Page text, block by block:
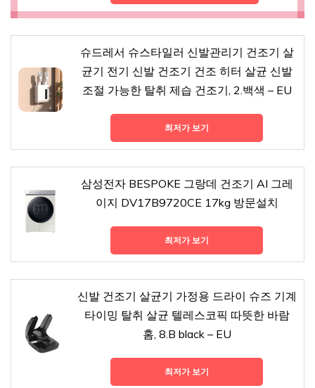
슈드레서 슈스타일러 신발관리기 건조기 살
균기 전기 신발 건조기 건조 히터 살균 신발
조절 가능한 탈취 제습 건조기, 2.백색 – EU
최저가 보기
삼성전자 BESPOKE 그랑데 건조기 AI 그레
이지 DV17B9720CE 17kg 방문설치
최저가 보기
신발 건조기 살균기 가정용 드라이 슈즈 기계
타이밍 탈취 살균 텔레스코픽 따뜻한 바람
홈, 8.B black – EU
최저가 보기